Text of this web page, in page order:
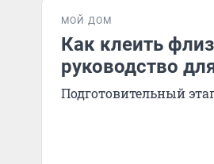
МОЙ ДОМ
Как клеить
руководство
Подготовительный